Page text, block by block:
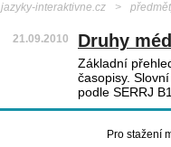
jazyky-interaktivne.cz >
21.09.2010 Druhy
Základní
časopisy.
podle SERRJ
Pro stažení